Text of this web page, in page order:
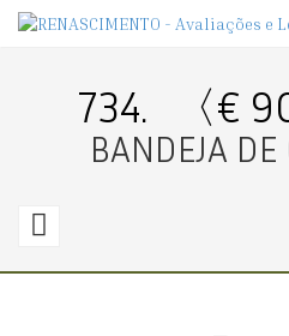
734. 〈€
BANDEJA
〈€